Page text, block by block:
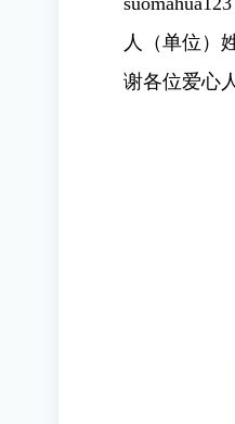
人（单位）
谢各位爱心
四川